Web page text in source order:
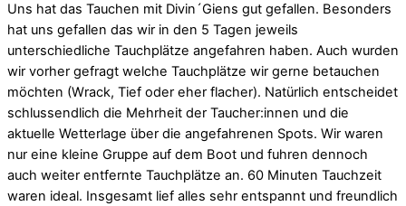
Uns hat das Tauchen mit Divin´Giens gut gefallen. Besonders
hat uns gefallen das wir in den 5 Tagen jeweils
unterschiedliche Tauchplätze angefahren haben. Auch wurden
wir vorher gefragt welche Tauchplätze wir gerne betauchen
möchten (Wrack, Tief oder eher flacher). Natürlich entscheidet
schlussendlich die Mehrheit der Taucher:innen und die
aktuelle Wetterlage über die angefahrenen Spots. Wir waren
nur eine kleine Gruppe auf dem Boot und fuhren dennoch
auch weiter entfernte Tauchplätze an. 60 Minuten Tauchzeit
waren ideal. Insgesamt lief alles sehr entspannt und freundlich